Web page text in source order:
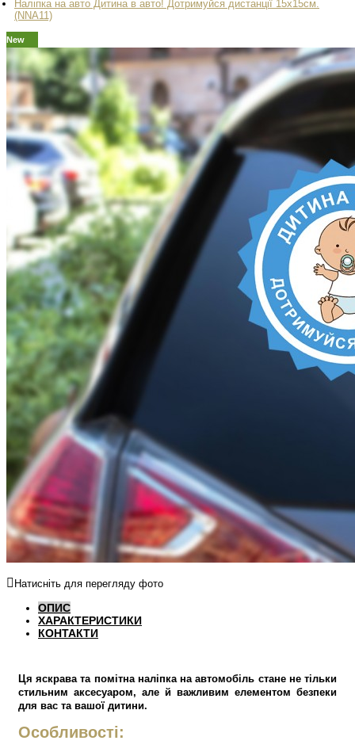
Наліпка на авто Дитина в авто! Дотримуйся дистанції 15х15см.
(NNA11)
New
Натисніть для перегляду фото
ОПИС
ХАРАКТЕРИСТИКИ
КОНТАКТИ
Ця яскрава та помітна наліпка на автомобіль стане не тільки
стильним аксесуаром, але й важливим елементом безпеки
для вас та вашої дитини.
Особливості: